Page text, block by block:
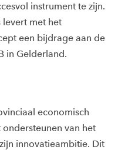
instrument te zijn.
levert met het
een bijdrage aan de
in Gelderland.
economisch
van het
innovatieambitie. Dit